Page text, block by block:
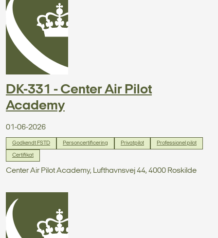
DK-331 - Center Air Pilot
Academy
01-06-2026
Godkendt FSTD Personcertificering Privatpilot Professionel pilot
Certifikat
Center Air Pilot Academy, Lufthavnsvej 44, 4000 Roskilde